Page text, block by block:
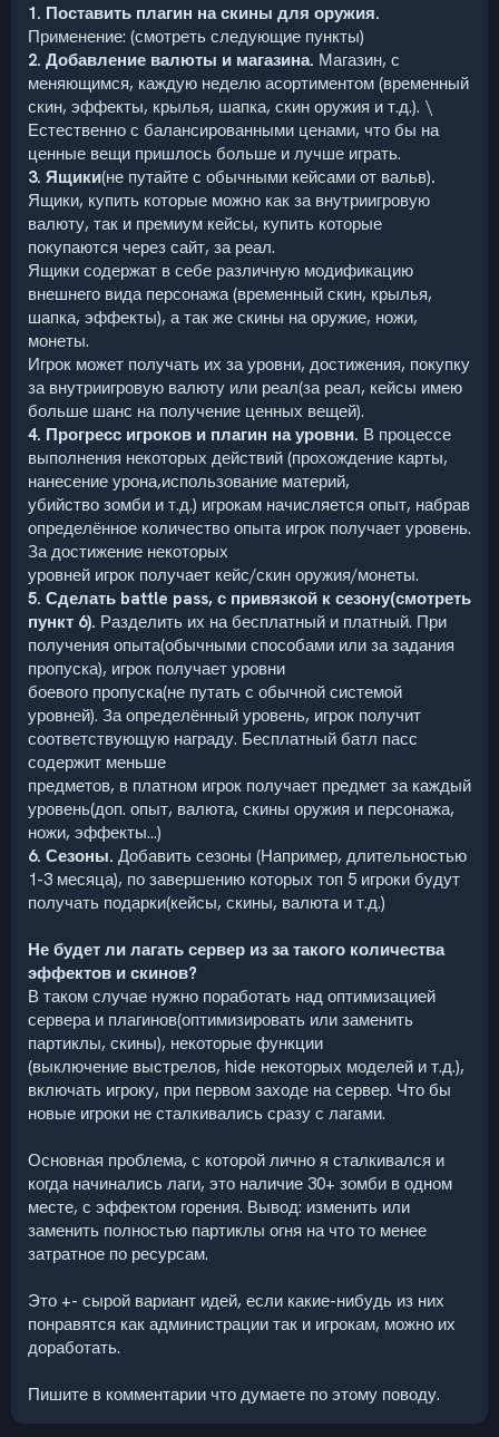
1. Поставить плагин на скины для оружия.
Применение: (смотреть следующие пункты)
2. Добавление валюты и магазина. Магазин, с
меняющимся, каждую неделю асортиментом (временный
скин, эффекты, крылья, шапка, скин оружия и т.д.). \
Естественно с балансированными ценами, что бы на
ценные вещи пришлось больше и лучше играть.
3. Ящики(не путайте с обычными кейсами от вальв).
Ящики, купить которые можно как за внутриигровую
валюту, так и премиум кейсы, купить которые
покупаются через сайт, за реал.
Ящики содержат в себе различную модификацию
внешнего вида персонажа (временный скин, крылья,
шапка, эффекты), а так же скины на оружие, ножи,
монеты.
Игрок может получать их за уровни, достижения, покупку
за внутриигровую валюту или реал(за реал, кейсы имею
больше шанс на получение ценных вещей).
4. Прогресс игроков и плагин на уровни. В процессе
выполнения некоторых действий (прохождение карты,
нанесение урона,использование материй,
убийство зомби и т.д.) игрокам начисляется опыт, набрав
определённое количество опыта игрок получает уровень.
За достижение некоторых
уровней игрок получает кейс/скин оружия/монеты.
5. Сделать battle pass, с привязкой к сезону(смотреть
пункт 6). Разделить их на бесплатный и платный. При
получения опыта(обычными способами или за задания
пропуска), игрок получает уровни
боевого пропуска(не путать с обычной системой
уровней). За определённый уровень, игрок получит
соответствующую награду. Бесплатный батл пасс
содержит меньше
предметов, в платном игрок получает предмет за каждый
уровень(доп. опыт, валюта, скины оружия и персонажа,
ножи, эффекты...)
6. Сезоны. Добавить сезоны (Например, длительностью
1-3 месяца), по завершению которых топ 5 игроки будут
получать подарки(кейсы, скины, валюта и т.д.)
Не будет ли лагать сервер из за такого количества
эффектов и скинов?
В таком случае нужно поработать над оптимизацией
сервера и плагинов(оптимизировать или заменить
партиклы, скины), некоторые функции
(выключение выстрелов, hide некоторых моделей и т.д.),
включать игроку, при первом заходе на сервер. Что бы
новые игроки не сталкивались сразу с лагами.
Основная проблема, с которой лично я сталкивался и
когда начинались лаги, это наличие 30+ зомби в одном
месте, с эффектом горения. Вывод: изменить или
заменить полностью партиклы огня на что то менее
затратное по ресурсам.
Это +- сырой вариант идей, если какие-нибудь из них
понравятся как администрации так и игрокам, можно их
доработать.
Пишите в комментарии что думаете по этому поводу.